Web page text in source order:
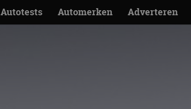
Autotests Automerken Adverteren